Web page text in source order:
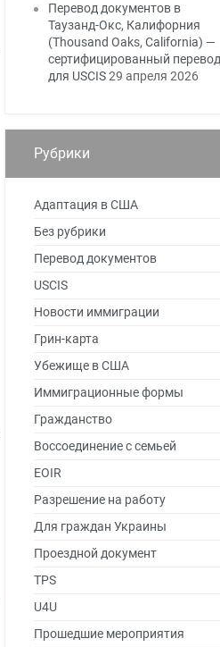
Перевод документов в
Таузанд-Окс, Калифорния
(Thousand Oaks, California) —
сертифицированный перевод
для USCIS29 апреля 2026
Рубрики
Адаптация в США
Без рубрики
Перевод документов
USCIS
Новости иммиграции
Грин-карта
Убежище в США
Иммиграционные формы
Гражданство
Воссоединение с семьей
EOIR
Разрешение на работу
Для граждан Украины
Проездной документ
TPS
U4U
Прошедшие мероприятия